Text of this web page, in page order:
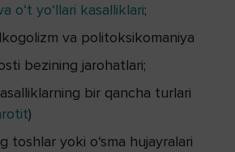
o‘t yo‘llari kasalliklari;
va politoksikomaniya
bezining jarohatlari;
bir qancha turlari
)
toshlar yoki o‘sma hujayralari